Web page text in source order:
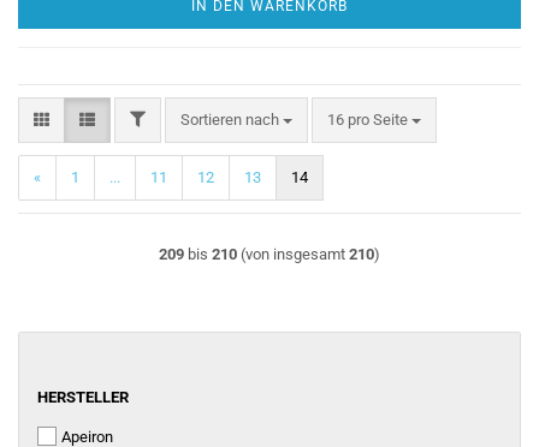
IN DEN WARENKORB
FILTERSortieren nach
Sortieren nach 16 pro Seite
pro Seite
« 1 ... 11 12 13 14
209 bis 210 (von insgesamt 210)
HERSTELLER
HERSTELLER
Apeiron